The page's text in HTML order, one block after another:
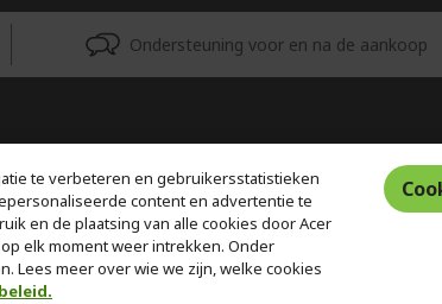
Ondersteuning voor en na de aankoop
te verbeteren en gebruikersstatistieken
content en advertentie te
en de plaatsing van alle cookies door Acer
elk moment weer intrekken. Onder
Lees meer over wie we zijn, welke cookies